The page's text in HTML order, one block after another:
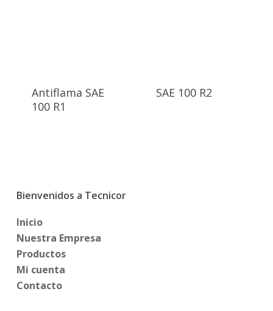
Antiflama SAE
100 R1
SAE 100 R2
Bienvenidos a Tecnicor
Inicio
Nuestra Empresa
Productos
Mi cuenta
Contacto